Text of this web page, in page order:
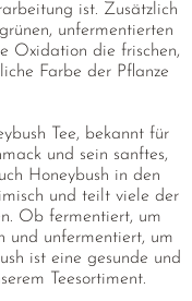
ist. Zusätzlich
unfermentierten
Oxidation die frischen,
Farbe der Pflanze
Tee, bekannt für
und sein sanftes,
Honeybush in den
und teilt viele der
Ob fermentiert, um
und unfermentiert, um
ist eine gesunde und
Teesortiment.